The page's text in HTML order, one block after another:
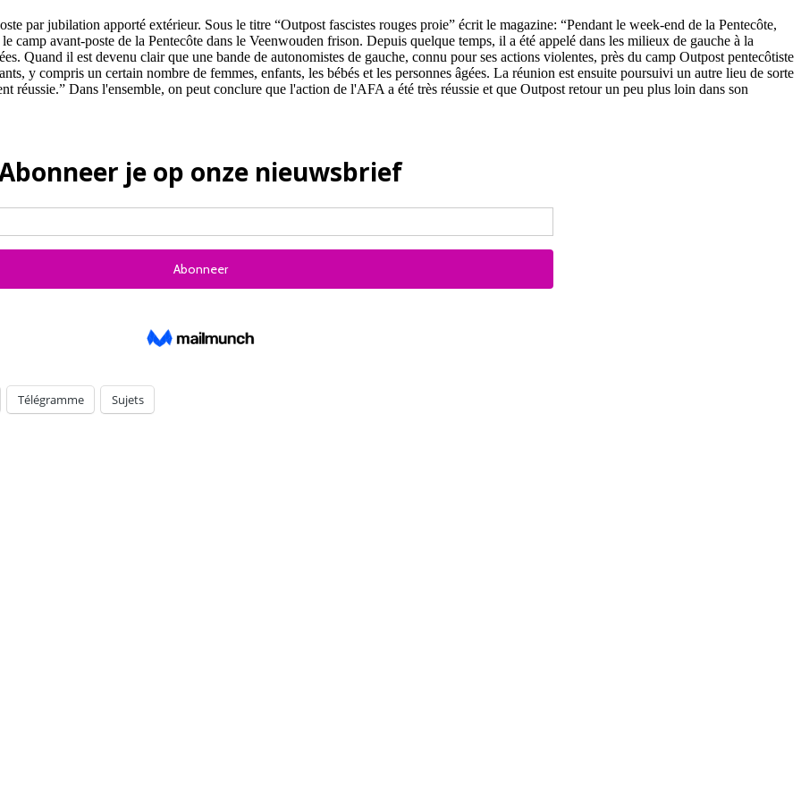
par jubilation apporté extérieur. Sous le titre “Outpost fascistes rouges proie” écrit le magazine: “Pendant le week-end de la Pentecôte,
camp avant-poste de la Pentecôte dans le Veenwouden frison. Depuis quelque temps, il a été appelé dans les milieux de gauche à la
Quand il est devenu clair que une bande de autonomistes de gauche, connu pour ses actions violentes, près du camp Outpost pentecôtiste
y compris un certain nombre de femmes, enfants, les bébés et les personnes âgées. La réunion est ensuite poursuivi un autre lieu de sorte
réussie.” Dans l'ensemble, on peut conclure que l'action de l'AFA a été très réussie et que Outpost retour un peu plus loin dans son
Télégramme Sujets